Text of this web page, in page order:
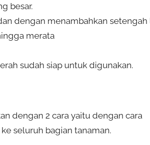
besar.
dengan menambahkan setengah
merata
sudah siap untuk digunakan.
dengan 2 cara yaitu dengan cara
seluruh bagian tanaman.